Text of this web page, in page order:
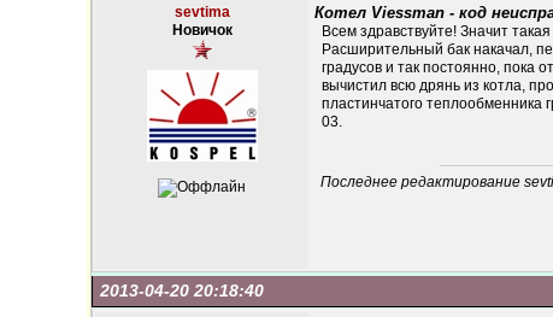
sevtima
Новичок
Котел Viessman - код
Всем здравствуйте! Значит
Расширительный бак накачал,
градусов и так постоянно, пока
вычистил всю дрянь из котла,
пластинчатого теплообменника
03.
Последнее редактирование
2013-04-20 20:18:40